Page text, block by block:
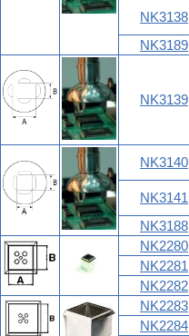
NK3138
NK3189
NK3139
NK3140
NK3141
NK3188
NK2280
NK2281
NK2282
NK2283
NK2284